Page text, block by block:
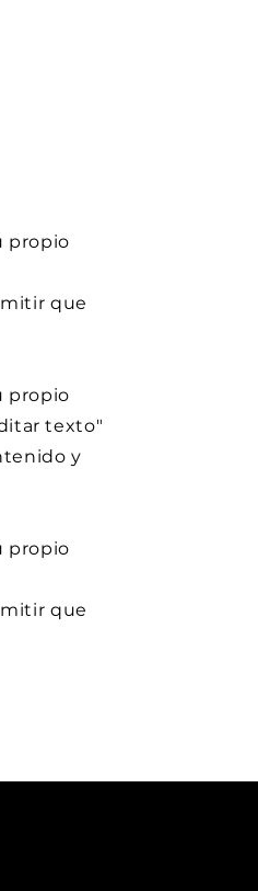
propio
que
propio
texto"
y
propio
que